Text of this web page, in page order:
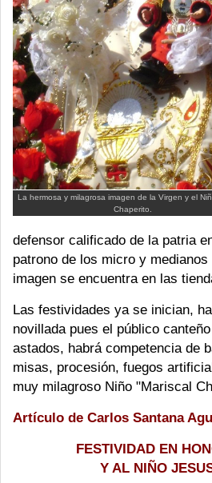
La hermosa y milagrosa imagen de la Virgen y el
Chaperito.
defensor calificado de la patria
patrono de los micro y
imagen se encuentra en las
Las festividades ya se inician,
novillada pues el público
astados, habrá competencia de
misas, procesión, fuegos
muy milagroso Niño "Mariscal
Artículo de Carlos Santana
FESTIVIDAD EN
Y AL NIÑO